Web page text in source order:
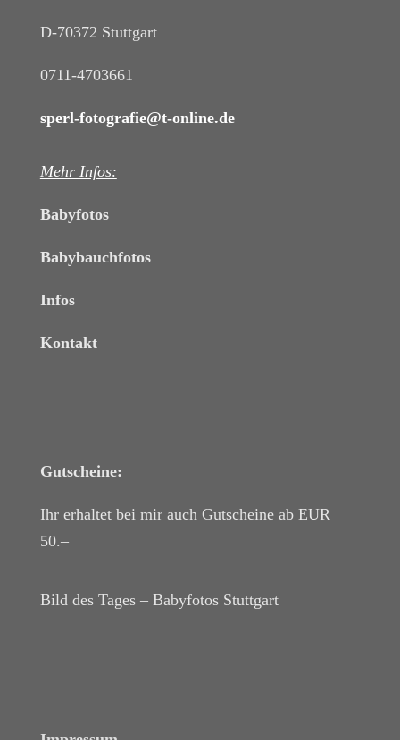
D-70372 Stuttgart
0711-4703661
sperl-fotografie@t-online.de
Mehr Infos:
Babyfotos
Babybauchfotos
Infos
Kontakt
Gutscheine:
Ihr erhaltet bei mir auch Gutscheine ab EUR
50.–
Bild des Tages – BabyfotosStuttgart